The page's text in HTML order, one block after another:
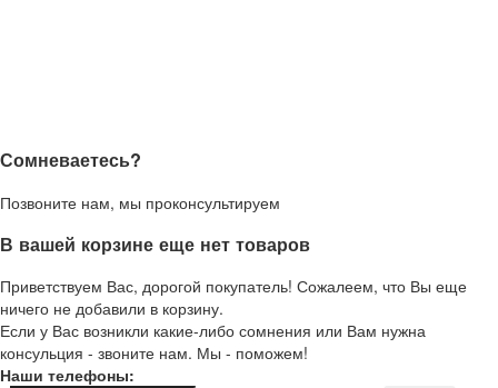
Сомневаетесь?
Позвоните нам, мы проконсультируем
В вашей корзине еще нет товаров
Приветствуем Вас, дорогой покупатель! Сожалеем, что Вы еще
ничего не добавили в корзину.
Если у Вас возникли какие-либо сомнения или Вам нужна
консульция - звоните нам. Мы - поможем!
Наши телефоны: